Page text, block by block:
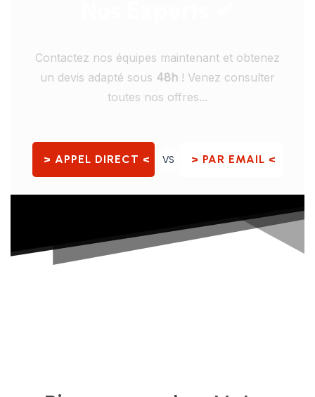
Contactez nos équipes maintenant et obtenez
un devis adapté sous 48h ! Venez consulter
toutes nos offres...
> APPEL DIRECT < VS > PAR EMAIL <